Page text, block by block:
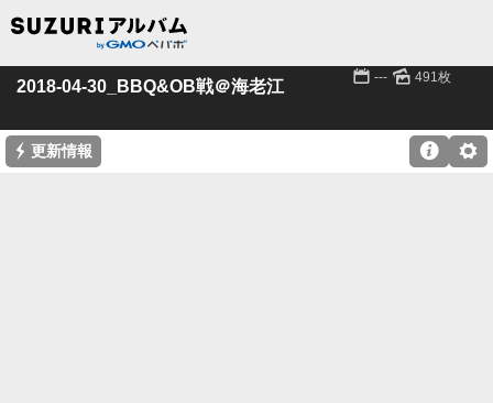
2018-04-30_BBQ&OB戦＠海老江 📅 --- 🌄 491枚
⚡ 更新情報 ⚙
